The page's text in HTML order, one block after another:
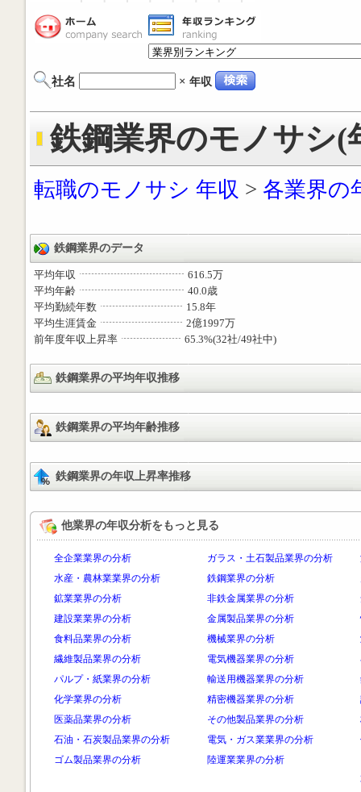
社名 × 年収
鉄鋼業界のモノサシ(
転職のモノサシ 年収 > 各業界の
鉄鋼業界のデータ
平均年収
616.5万
平均年齢
40.0歳
平均勤続年数
15.8年
平均生涯賃金
2億1997万
前年度年収上昇率
65.3%(32社/49社中)
鉄鋼業界の平均年収推移
鉄鋼業界の平均年齢推移
鉄鋼業界の年収上昇率推移
他業界の年収分析をもっと見る
全企業業界の分析
水産・農林業業界の分析
鉱業業界の分析
建設業業界の分析
食料品業界の分析
繊維製品業界の分析
パルプ・紙業界の分析
化学業界の分析
医薬品業界の分析
石油・石炭製品業界の分析
ゴム製品業界の分析
ガラス・土石製品業界の分析
鉄鋼業界の分析
非鉄金属業界の分析
金属製品業界の分析
機械業界の分析
電気機器業界の分析
輸送用機器業界の分析
精密機器業界の分析
その他製品業界の分析
電気・ガス業業界の分析
陸運業業界の分析